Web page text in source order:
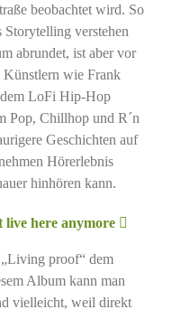
beobachtet wird. So
Storytelling verstehen
abrundet, ist aber vor
wie Frank
dem LoFi Hip-Hop
Pop, Chillhop und R´n
Geschichten auf
Hörerlebnis
hinhören kann.
live here anymore
proof“ dem
Album kann man
vielleicht, weil direkt